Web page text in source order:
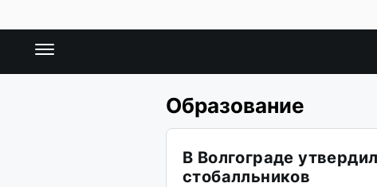
Образование
В Волгограде
стобалльников